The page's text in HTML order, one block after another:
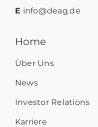
E info@deag.de
Home
Über Uns
News
Investor Relations
Karriere